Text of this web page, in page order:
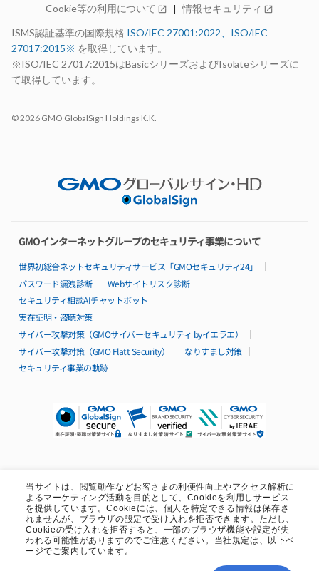
当サイトは、閲覧動作などお客さまの利便性向上やアクセス解析に
よるマーケティング活動を目的として、Cookieを利用しサービス
を提供しています。Cookieには、個人を特定できる情報は保存さ
れませんが、ブラウザの設定で受け入れを拒否できます。ただし、
Cookieの受け入れを拒否すると、一部のブラウザ機能や設定が失
われる可能性がありますのでご注意ください。当社規定は、以下ペ
ージでご案内しています。
仕様・機能
構成例
99.99%稼働率保証
サポート
お申し込みの流れ
パートナー制度
特長
料金
仕様・機能
構成例
99.95%稼働率保証
サポート
導入事例
Isolateシリーズ
仕様・機能
導入事例
その他シリーズ
Publicクラウド open_in_new
関連サービス・オプション
Cookie等の利用について open_in_new 情報セキュリティ open_in_new
ISMS認証基準の国際規格 ISO/IEC 27001:2022、ISO/IEC
27017:2015※ を取得しています。
※ISO/IEC 27017:2015はBasicシリーズおよびIsolateシリーズに
て取得しています。
© 2026 GMO GlobalSign Holdings K.K.
GMOインターネットグループのセキュリティ事業について
世界初総合ネットセキュリティサービス「GMOセキュリティ24」
パスワード漏洩診断
Webサイトリスク診断
セキュリティ相談AIチャットボット
実在証明・盗聴対策
サイバー攻撃対策（GMOサイバーセキュリティ byイエラエ）
サイバー攻撃対策（GMO Flatt Security）
なりすまし対策
セキュリティ事業の軌跡
無料診断